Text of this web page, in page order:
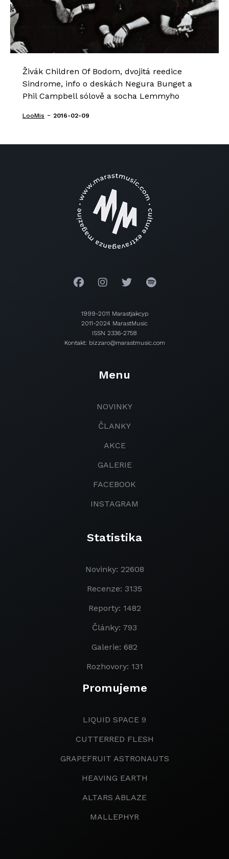
Živák Children Of Bodom, dvojitá reedice
Sindrome, info o deskách Negura Bunget a
Phil Campbell sólově a socha Lemmyho
LooMis - 2016-02-09
1999-2011 Marastjakcyp
2011-2024 MarastMusic
ISSN 2336-2758
Kontakt: bizzaro@marastmusic.com
Menu
NOVINKY
ČLANKY
AKCE
GALERIE
FACEBOOK
INSTAGRAM
Statistika
Novinky: 22608
Recenze: 3135
Reporty: 1482
Články: 793
Galerie: 682
Rozhovory: 131
Promujeme
LIQUID SPACE 9
CUTTERRED FLESH
GRAPEFRUIT ASTRONAUTS
HEAVING EARTH
ALTARS ABLAZE
MALLEPHYR